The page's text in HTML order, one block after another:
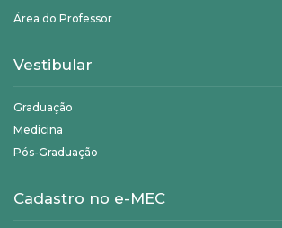
Área do Professor
Vestibular
Graduação
Medicina
Pós-Graduação
Cadastro no e-MEC